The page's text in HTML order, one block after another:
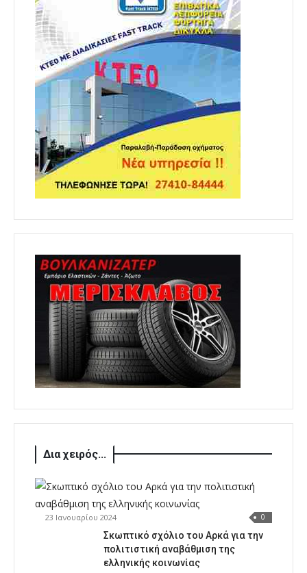
Δια χειρός...
23 Ιανουαρίου 2024 0
Σκωπτικό σχόλιο του Αρκά για την
πολιτιστική αναβάθμιση της
ελληνικής κοινωνίας